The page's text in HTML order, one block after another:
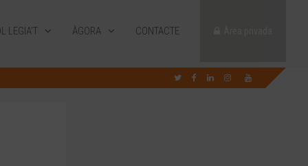
ÀGORA CONTACTE